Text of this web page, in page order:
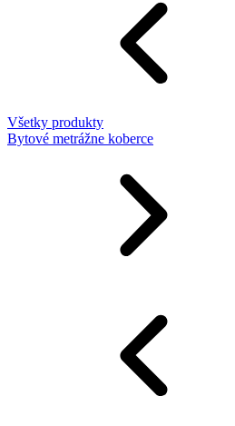
Všetky produkty
Bytové metrážne koberce